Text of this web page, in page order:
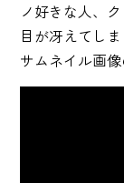
ノ好きな人、
目が冴えてし
サムネイル画